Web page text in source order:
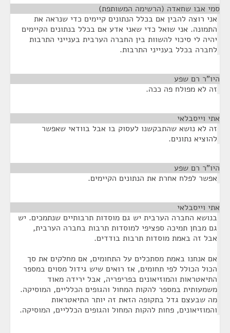
סמי אבו שחאדה (הרשימה המשותפת)
אני רוצה להבין אם בכלל הנתונים קיימים כדי שנראה את
התמונה. אני שואל כדי שאני אדע אם בכלל בנתונים הקיימים
יהיה לי סיכוי להשוות בין החברה הערבית בענייני התרבות
לחברה בכלל בענייני התרבות.
היו"ר רם שפע
זה לא מפולח פה ככה.
אתי וייסבלאי
זה לא נושא שהתבקשנו לעסוק בו אבל בוודאי שאפשר
להוציא נתונים.
היו"ר רם שפע
אפשר לפלח אחרת את הנתונים הקיימים.
אתי וייסבלאי
בנושא החברה הערבית יש גם מוסדות תרבותיים שנתמכים. יש
גם מבחן תמיכה ספציפי למוסדות תרבות בחברה הערבית,
אבל זה באמת מוסדות תרבות בודדים.
אם אנחנו באמת מסתכלים על התחומים, אם מחלקים את סך
הכול הכולל לפי תחומים, אז רואים שיש גידול מסוים במספר
התיאטראות והמוזיאונים בפריפריה, אבל ירידה מאוד
משמעותית במספר להקות המחול והגופים הכלליים, המוסיקה.
מה שבעצם גדל בתקופה הזאת זה יותר התיאטראות
והמוזיאונים, פחות להקות המחול והגופים הכלליים, המוסיקה.